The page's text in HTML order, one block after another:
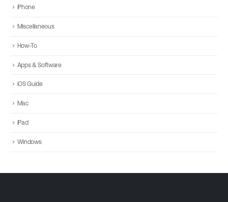
iPhone
Miscellaneous
How-To
Apps & Software
iOS Guide
Mac
iPad
Windows